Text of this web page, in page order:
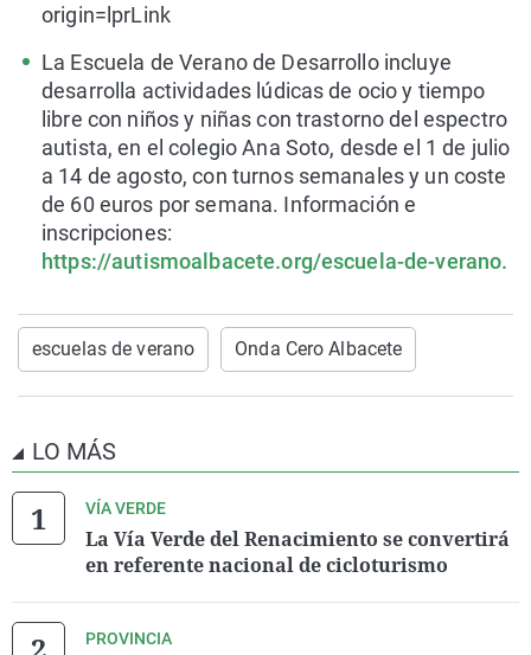
origin=lprLink
La Escuela de Verano de Desarrollo incluye
desarrolla actividades lúdicas de ocio y tiempo
libre con niños y niñas con trastorno del espectro
autista, en el colegio Ana Soto, desde el 1 de julio
a 14 de agosto, con turnos semanales y un coste
de 60 euros por semana. Información e
inscripciones:
https://autismoalbacete.org/escuela-de-verano.
escuelas de verano Onda Cero Albacete
LO MÁS
VÍA VERDE
La Vía Verde del Renacimiento se convertirá
en referente nacional de cicloturismo
PROVINCIA